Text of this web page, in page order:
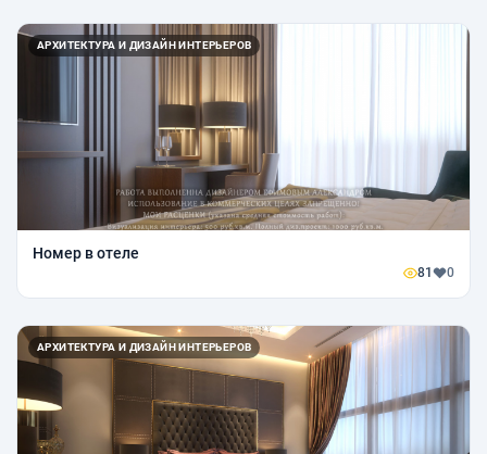
АРХИТЕКТУРА И ДИЗАЙН ИНТЕРЬЕРОВ
Номер в отеле
81 0
АРХИТЕКТУРА И ДИЗАЙН ИНТЕРЬЕРОВ